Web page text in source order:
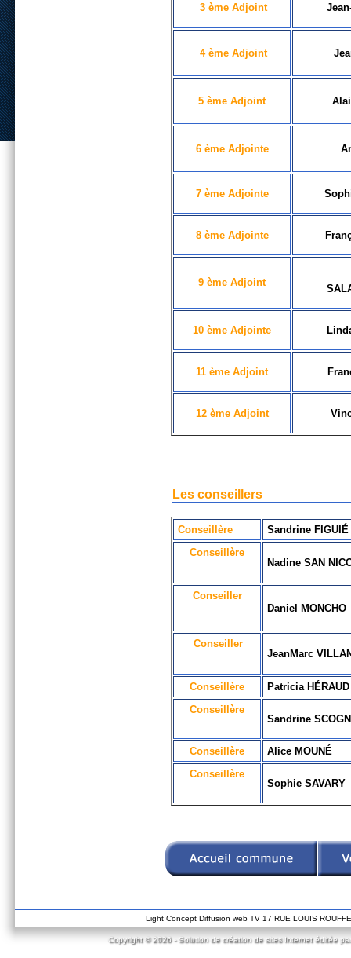
3 ème Adjoint
4 ème Adjoint
5 ème Adjoint
6 ème Adjointe
7 ème Adjointe
8 ème Adjointe
9 ème Adjoint
10 ème Adjointe
11 ème Adjoint
12 ème Adjoint
Les conseillers
Conseillère
Sandrine FIGUIÉ
Conseillère
Nadine SAN
Conseiller
Daniel MONCHO
Conseiller
JeanMarc
Conseillère
Patricia HÉRAUD
Conseillère
Sandrine
Conseillère
Alice MOUNÉ
Conseillère
Sophie SAVARY
Light Concept Diffusion web TV 17 RUE LOUIS
Copyright © 2026 - Solution de création de sites Internet éditée